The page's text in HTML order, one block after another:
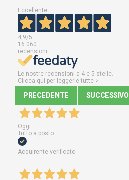
Eccellente
4,9/5
16.060
recensioni
Le nostre recensioni a 4 e 5 stelle.
Clicca qui per leggerle tutte >
PRECEDENTE SUCCESSIVO
Oggi
Tutto a posto
Acquirente verificato